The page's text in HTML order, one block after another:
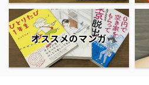
オススメのマンガ